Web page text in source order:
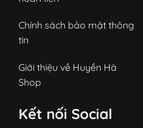
Chính sách bảo mật thông
tin
Giới thiệu về Huyền Hà
Shop
Kết nối Social